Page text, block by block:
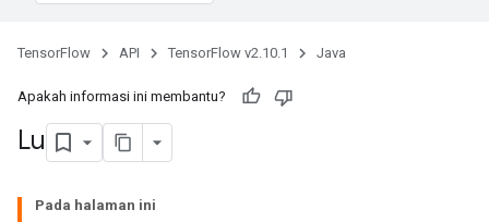
TensorFlow API TensorFlow v2.10.1 Java
Apakah informasi ini membantu?
Lu
Pada halaman ini